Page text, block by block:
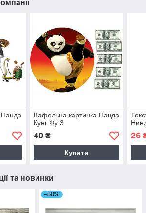
Панда
Вафельна картинка Панда
Кунг Фу 3
40₴
Купити
26
та новинки
–50%